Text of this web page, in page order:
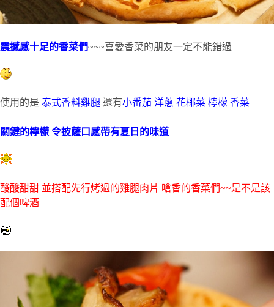
震撼感十足的香菜們~~~喜愛香菜的朋友一定不能錯過
使用的是 泰式香料雞腿 還有小番茄 洋蔥 花椰菜 檸檬 香菜
關鍵的檸檬 令披薩口感帶有夏日的味道
酸酸甜甜 並搭配先行烤過的雞腿肉片 嗆香的香菜們~~是不是該
配個啤酒